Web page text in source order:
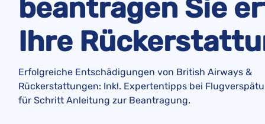
Beschwerde an
Entschädigung bei Streik
Entschädigung bei
Ihre Rechte
beantragen Sie
Ihre
Erfolgreiche Entschädigungen von British Airways &
Rückerstattungen: Inkl. Expertentipps bei
für Schritt Anleitung zur Beantragung.